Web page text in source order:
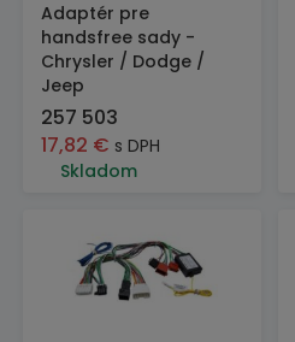
Adaptér pre
handsfree sady -
Chrysler / Dodge /
Jeep
257 503
17,82 € s DPH
Skladom